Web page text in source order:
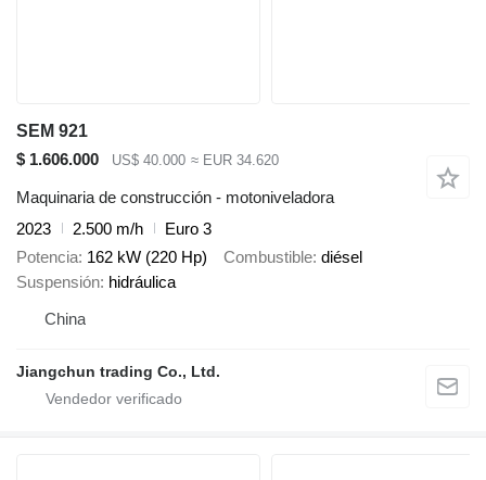
SEM 921
$ 1.606.000
US$ 40.000 ≈ EUR 34.620
Maquinaria de construcción - motoniveladora
2023
2.500 m/h
Euro 3
Potencia 162 kW (220 Hp) Combustible diésel
Suspensión hidráulica
China
Jiangchun trading Co., Ltd.